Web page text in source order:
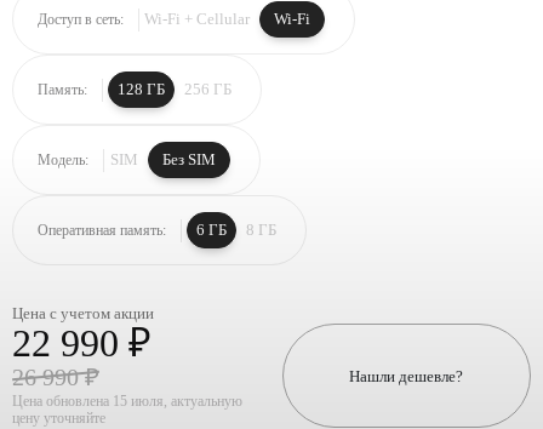
Доступ в сеть: Wi-Fi + Cellular Wi-Fi
Память: 128 ГБ 256 ГБ
Модель: SIM Без SIM
Оперативная память: 6 ГБ 8 ГБ
Цена с учетом акции
22 990 ₽
26 990 ₽
Цена обновлена 15 июля, актуальную
цену уточняйте
Нашли дешевле?